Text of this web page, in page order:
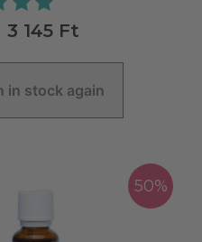
3 145 Ft
in stock again
50%